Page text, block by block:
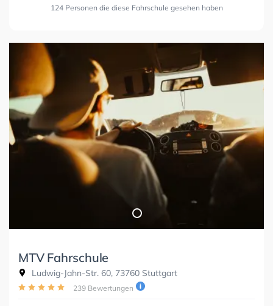
124 Personen die diese Fahrschule gesehen haben
MTV Fahrschule
Ludwig-Jahn-Str. 60, 73760 Stuttgart
239 Bewertungen